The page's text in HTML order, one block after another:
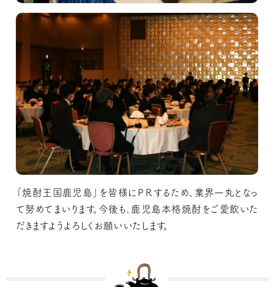
「焼酎王国鹿児島」を皆様にＰＲするため、業界一丸となっ
て努めてまいります。今後も、鹿児島本格焼酎をご愛飲いた
だきますようよろしくお願いいたします。